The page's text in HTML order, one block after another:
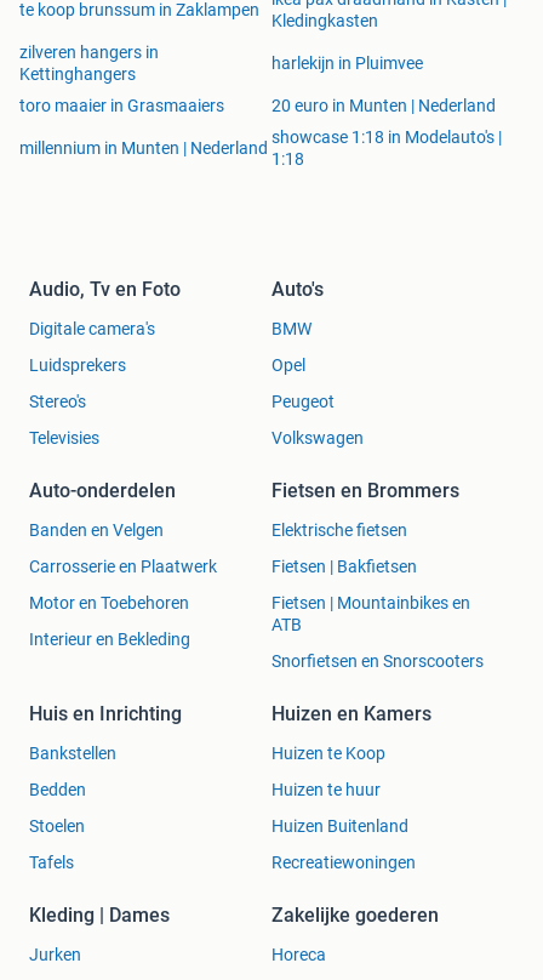
te koop brunssum in Zaklampen
Kledingkasten
zilveren hangers in
Kettinghangers
harlekijn in Pluimvee
toro maaier in Grasmaaiers 20 euro in Munten | Nederland
millennium in Munten | Nederland
showcase 1:18 in Modelauto's |
1:18
Audio, Tv en Foto
Digitale camera's
Luidsprekers
Stereo's
Televisies
Auto's
BMW
Opel
Peugeot
Volkswagen
Auto-onderdelen
Banden en Velgen
Carrosserie en Plaatwerk
Motor en Toebehoren
Interieur en Bekleding
Fietsen en Brommers
Elektrische fietsen
Fietsen | Bakfietsen
Fietsen | Mountainbikes en
ATB
Snorfietsen en Snorscooters
Huis en Inrichting
Bankstellen
Bedden
Stoelen
Tafels
Huizen en Kamers
Huizen te Koop
Huizen te huur
Huizen Buitenland
Recreatiewoningen
Kleding | Dames
Jurken
Zakelijke goederen
Horeca